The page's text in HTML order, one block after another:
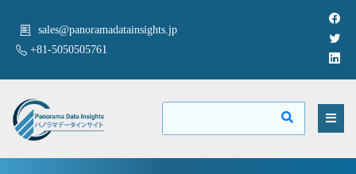
sales@panoramadatainsights.jp
+81-5050505761